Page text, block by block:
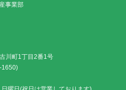
川町1丁目2番1号
1650)
事業部